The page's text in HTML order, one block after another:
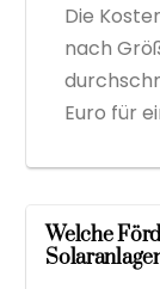
Die
nach
Euro für
Welche